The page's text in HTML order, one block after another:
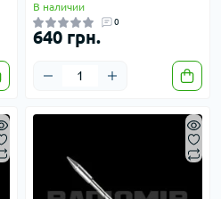
В наличии
0
640 грн.